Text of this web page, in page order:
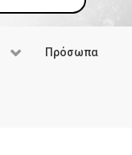
Πρόσωπα